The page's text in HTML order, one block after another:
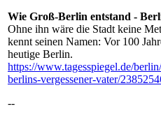
Wie Groß-Berlin entstand -
Ohne ihn wäre die Stadt keine
kennt seinen Namen: Vor 100
heutige Berlin.
https://www.tagesspiegel.de/
berlins-vergessener-vater/
--